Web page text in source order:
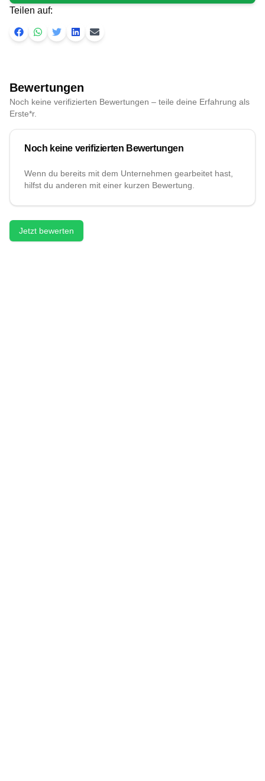
Teilen auf:
Bewertungen
Noch keine verifizierten Bewertungen – teile deine Erfahrung als
Erste*r.
Noch keine verifizierten Bewertungen
Wenn du bereits mit dem Unternehmen gearbeitet hast,
hilfst du anderen mit einer kurzen Bewertung.
Jetzt bewerten